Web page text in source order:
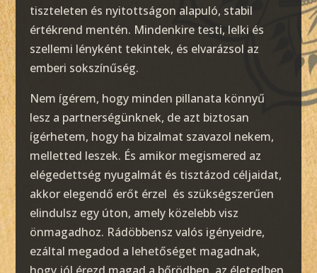
tiszteleten és nyitottságon alapuló, stabil
értékrend mentén. Mindenkire testi, lelki és
szellemi lényként tekintek, és elvarázsol az
emberi sokszínűség.
Nem ígérem, hogy minden pillanata könnyű
lesz a partnerségünknek, de azt biztosan
ígérhetem, hogy ha bizalmat szavazol nekem,
melletted leszek. És amikor megismered az
elégedettség nyugalmát és tisztázod céljaidat,
akkor elegendő erőt érzel és szükségszerűen
elindulsz egy úton, amely közelebb visz
önmagadhoz. Rádöbbensz valós igényeidre,
ezáltal megadod a lehetőséget magadnak,